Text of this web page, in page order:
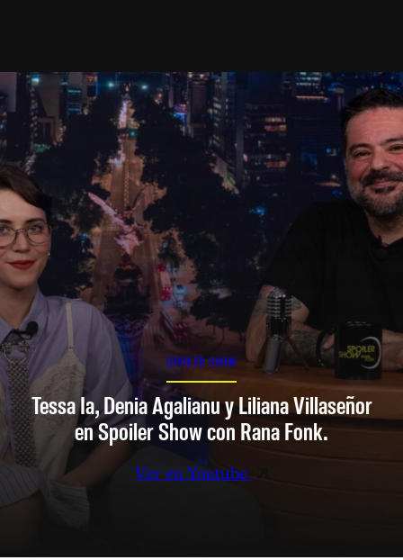
SPOILER SHOW
Tessa Ia, Denia Agalianu y Liliana Villaseñor
en Spoiler Show con Rana Fonk.
Ver en Youtube